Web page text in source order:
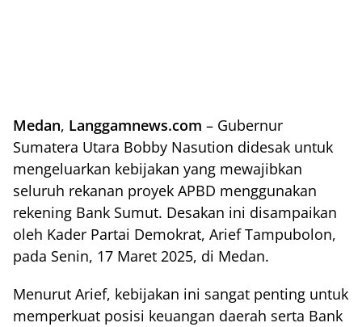
Medan, Langgamnews.com – Gubernur
Sumatera Utara Bobby Nasution didesak untuk
mengeluarkan kebijakan yang mewajibkan
seluruh rekanan proyek APBD menggunakan
rekening Bank Sumut. Desakan ini disampaikan
oleh Kader Partai Demokrat, Arief Tampubolon,
pada Senin, 17 Maret 2025, di Medan.
Menurut Arief, kebijakan ini sangat penting untuk
memperkuat posisi keuangan daerah serta Bank